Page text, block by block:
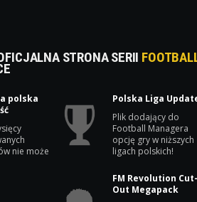
STRONA SERII
polska
nie może
Polska Liga
Plik dodający do
Football Managera
opcję gry w niższych
ligach polskich!
FM Revolution
Out Megapack